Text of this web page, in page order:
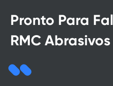
Pronto Para
RMC